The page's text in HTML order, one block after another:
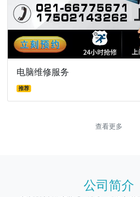
电脑维修服务
推荐
查看更多
公司简介